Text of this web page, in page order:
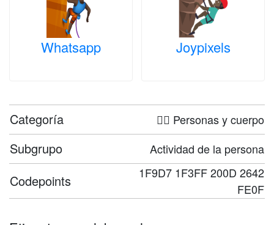
Whatsapp Joypixels
Categoría 🤦‍♀️ Personas y cuerpo
Subgrupo Actividad de la persona
Codepoints
1F9D7 1F3FF 200D 2642
FE0F